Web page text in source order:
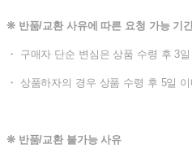
❊ 반품/교환 사유에 따른 요청 가능 기
・ 구매자 단순 변심은 상품 수령 후 3
・ 상품하자의 경우 상품 수령 후 5일
❊ 반품/교환 불가능 사유